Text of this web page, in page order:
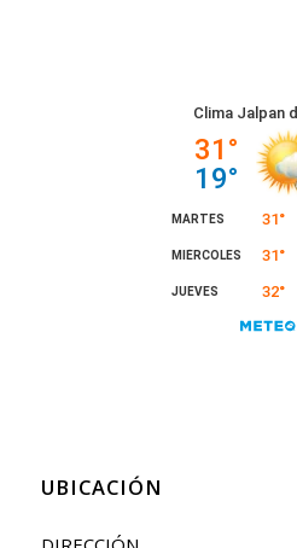
UBICACIÓN